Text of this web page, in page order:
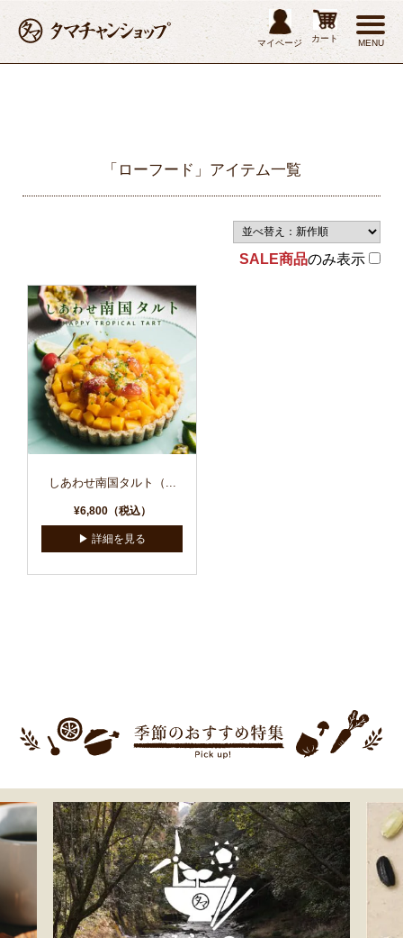
マイページ カート MENU
「ローフード」アイテム一覧
SALE商品のみ表示
しあわせ南国タルト（...
¥6,800（税込）
▶︎ 詳細を見る